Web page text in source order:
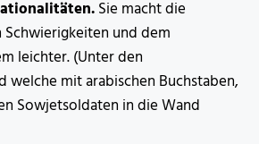
Sie macht die
und dem
leichter. (Unter den
welche mit arabischen Buchstaben,
Sowjetsoldaten in die Wand